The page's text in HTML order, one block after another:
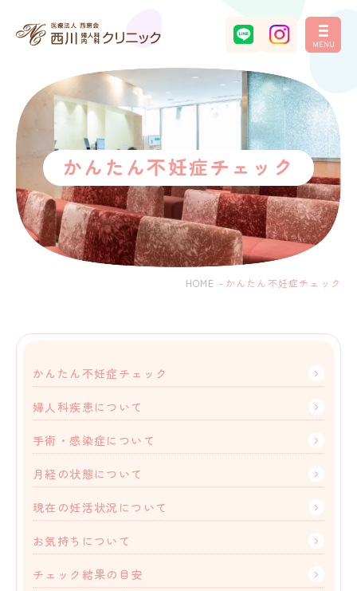
MENU
かんたん不妊症チェック
HOME - かんたん不妊症チェック
かんたん不妊症チェック
婦人科疾患について
手術・感染症について
月経の状態について
現在の妊活状況について
お気持ちについて
チェック結果の目安